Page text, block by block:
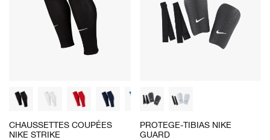
CHAUSSETTES COUPÉES
NIKE STRIKE
PROTEGE-TIBIAS NIKE
GUARD